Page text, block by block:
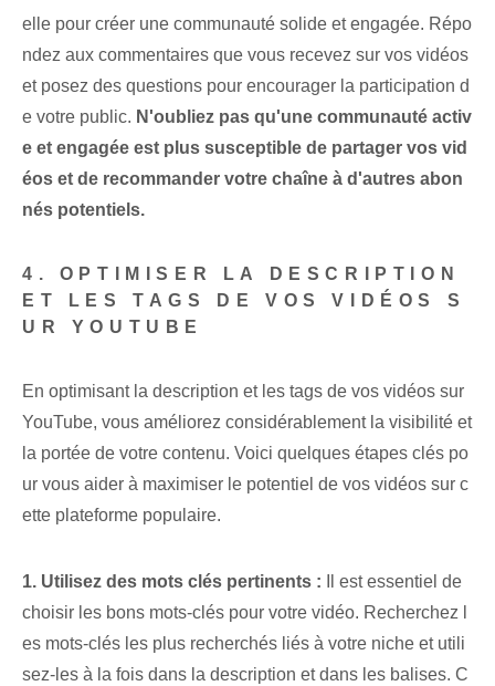
elle pour créer une communauté solide et engagée. Répo
ndez aux commentaires que vous recevez sur vos vidéos
et posez des questions pour encourager la participation d
e votre public. N'oubliez pas qu'une communauté activ
e et engagée est plus susceptible de partager vos vid
éos et de recommander votre chaîne à d'autres abon
nés potentiels.
4. OPTIMISER LA DESCRIPTION
ET LES TAGS DE VOS VIDÉOS S
UR YOUTUBE
En optimisant la description et les tags de vos vidéos sur
YouTube, vous améliorez considérablement la visibilité et
la portée de votre contenu. Voici quelques étapes clés po
ur vous aider à maximiser le potentiel de vos vidéos sur c
ette plateforme populaire.
1. Utilisez des mots clés pertinents : Il est essentiel de
choisir les bons mots-clés pour votre vidéo. Recherchez l
es mots-clés les plus recherchés liés à votre niche et utili
sez-les à la fois dans la description et dans les balises. C